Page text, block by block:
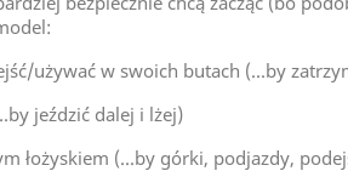
używać w swoich butach (...by
jeździć dalej i lżej)
łożyskiem (...by górki, podjazdy,